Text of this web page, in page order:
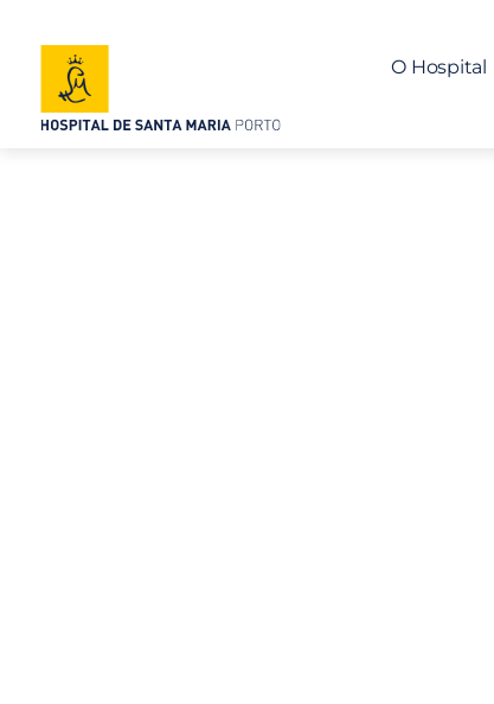
O Hospital